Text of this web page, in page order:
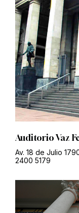
Auditorio Vaz
Av. 18 de Julio
2400 5179